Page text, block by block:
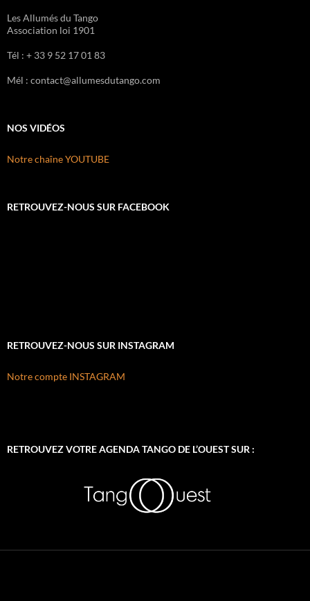
Les Allumés du Tango
Association loi 1901
Tél : + 33 9 52 17 01 83
Mél : contact@allumesdutango.com
NOS VIDÉOS
Notre chaîne YOUTUBE
RETROUVEZ-NOUS SUR FACEBOOK
RETROUVEZ-NOUS SUR INSTAGRAM
Notre compte INSTAGRAM
RETROUVEZ VOTRE AGENDA TANGO DE L’OUEST SUR :